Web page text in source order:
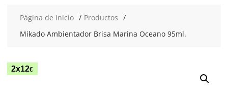
Página de Inicio
Productos
Mikado Ambientador Brisa Marina Oceano 95ml.
2x12€